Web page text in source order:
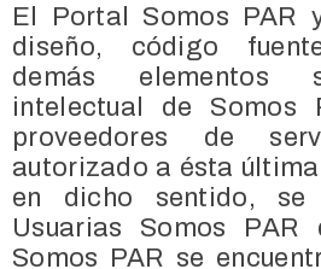
El Portal Somos PAR
diseño, código
demás elementos
intelectual de Somos
proveedores de
autorizado a ésta
en dicho sentido,
Usuarias Somos PAR
Somos PAR se